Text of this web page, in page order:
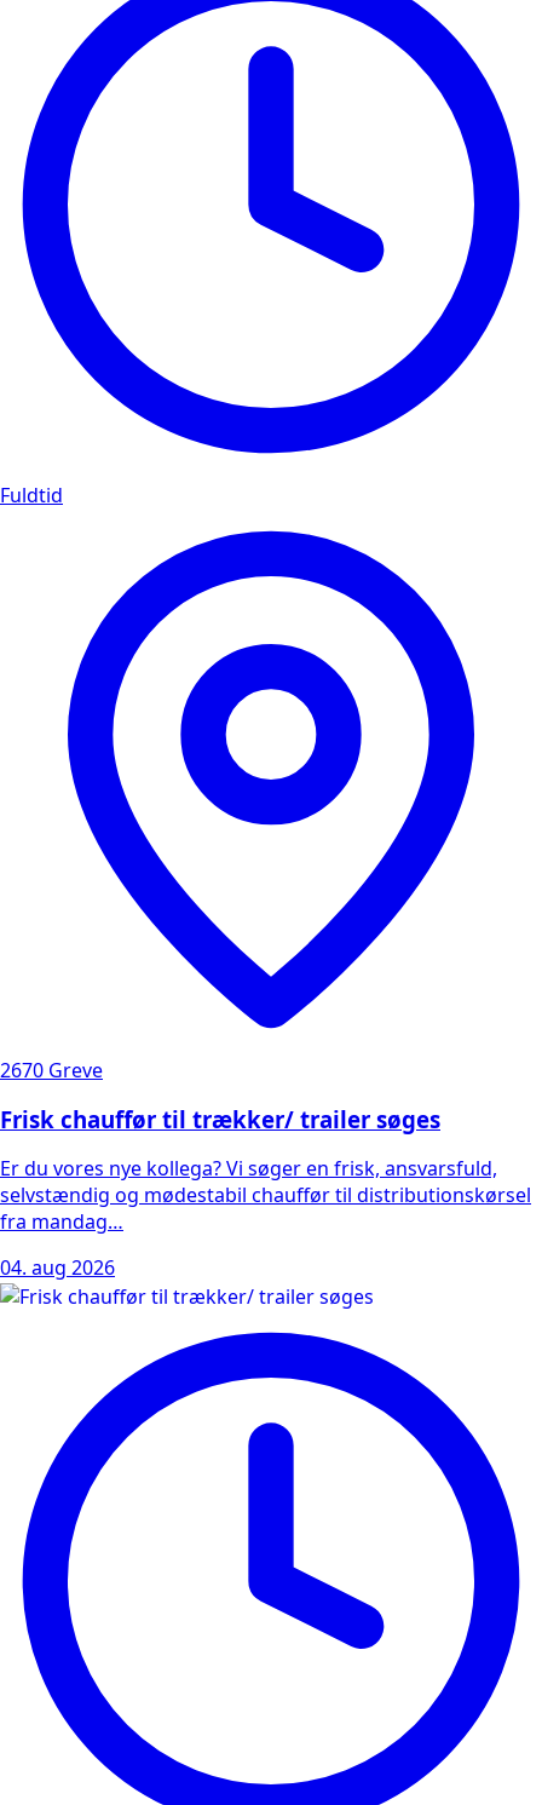
Fuldtid
2670 Greve
Frisk chauffør til trækker/ trailer søges
Er du vores nye kollega? Vi søger en frisk, ansvarsfuld,
selvstændig og mødestabil chauffør til distributionskørsel
fra mandag…
04. aug 2026